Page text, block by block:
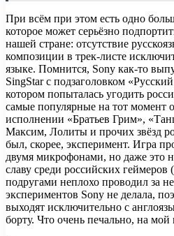
При всём при этом есть одно
которое может серьёзно
нашей стране: отсутствие
композиции в трек-листе
языке. Помнится, Sony как-то
SingStar с подзаголовком
котором попыталась угодить
самые популярные на тот момент
исполнении «Братьев Грим»,
Максим, Лолиты и прочих звёзд
был, скорее, эксперимент. Игра
двумя микрофонами, но даже это
славу среди российских геймеров
подругами неплохо проводил за
экспериментов Sony не делала,
выходят исключительно с
борту. Что очень печально, на мой